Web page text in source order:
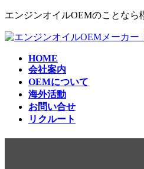
コ
テ
ナ
ゲ
エンジンオイルOEMのことなら
HOME
会社案内
OEMについて
海外活動
お問い合せ
リクルート